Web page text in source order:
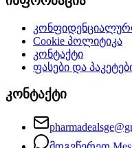
Cookie პოლიტიკა
კონტაქტი
ფასები და
კონტაქტი